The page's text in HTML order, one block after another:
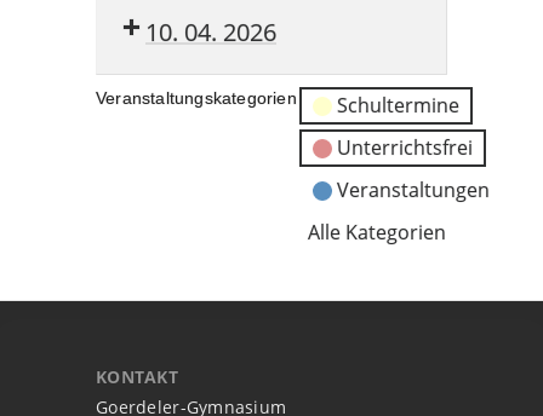
10. 04. 2026
Veranstaltungskategorien
Schultermine
Unterrichtsfrei
Veranstaltungen
Alle Kategorien
KONTAKT
Goerdeler-Gymnasium